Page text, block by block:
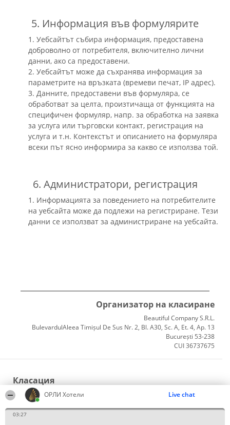
ОРЛИ Хотели Live chat
03:27
5. Информация във формулярите
1. Уебсайтът събира информация, предоставена
доброволно от потребителя, включително лични
данни, ако са предоставени.
2. Уебсайтът може да съхранява информация за
параметрите на връзката (времеви печат, IP адрес).
3. Данните, предоставени във формуляра, се
обработват за целта, произтичаща от функцията на
специфичен формуляр, напр. за обработка на заявка
за услуга или търговски контакт, регистрация на
услуга и т.н. Контекстът и описанието на формуляра
всеки път ясно информира за какво се използва той.
6. Администратори, регистрация
1. Информацията за поведението на потребителите
на уебсайта може да подлежи на регистриране. Тези
данни се използват за администриране на уебсайта.
Организатор на класиране
Beautiful Company S.R.L.
BulevardulAleea Timișul De Sus Nr. 2, Bl. A30, Sc. A, Et. 4, Ap. 13
București 53-238
CUI 36737675
Класация
Победители
Списък на всички победители
Правила